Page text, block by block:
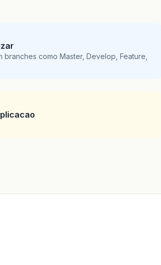
como Master, Develop, Feature,